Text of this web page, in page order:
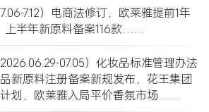
7.12）电商法修订，欧莱雅提前1年
上半年新原料备案116款……
07.05）化妆品标准管理办法
新原料注册备案新规发布，花王集团
划，欧莱雅入局平价香氛市场……